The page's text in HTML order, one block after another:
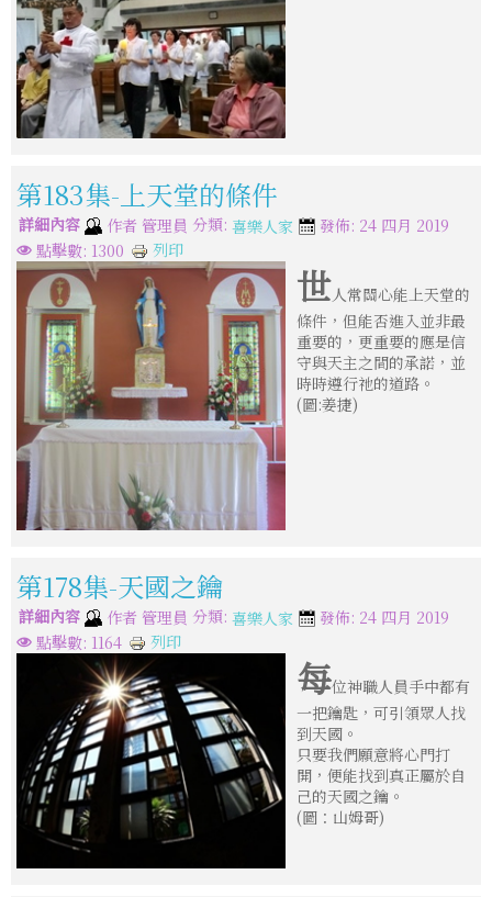
第183集-上天堂的條件
詳細內容 作者 管理員 分類: 喜樂人家
發佈: 24 四月 2019
點擊數: 1300
列印
世人常關心能上天堂的
條件，但能否進入並非最
重要的，更重要的應是信
守與天主之間的承諾，並
時時遵行祂的道路。
(圖:姜捷)
第178集-天國之鑰
詳細內容 作者 管理員 分類: 喜樂人家
發佈: 24 四月 2019
點擊數: 1164
列印
每位神職人員手中都有
一把鑰匙，可引領眾人找
到天國。
只要我們願意將心門打
開，便能找到真正屬於自
己的天國之鑰。
(圖：山姆哥)